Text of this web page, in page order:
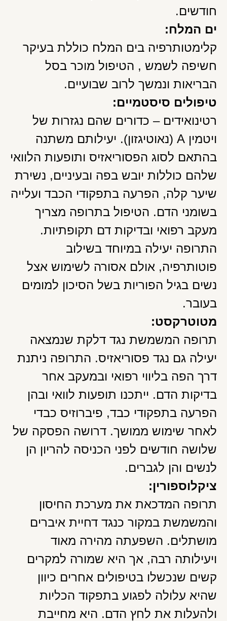
חודשים.
ים המלח:
קלימטותרפיה בים המלח כוללת בעיקר
חשיפה לשמש , הטיפול מוכר בסל
הבריאות ונמשך לרוב שבועיים.
טיפולים סיסטמיים:
רטינואידים – כדורים שהם נגזרות של
ויטמין A (נאוטיגזון). יעילותם משתנה
בהתאם לסוג הפסוריאזיס ותופעות הלוואי
שלהם כוללות יובש בפה ובעיניים, נשירת
שיער קלה, הפרעה בתפקודי הכבד ועלייה
בשומני הדם. הטיפול בתרופה מצריך
מעקב רפואי ובדיקות דם תקופתיות.
התרופה יעילה במיוחד בשילוב
פוטותרפיה, אולם אסורה לשימוש אצל
נשים בגיל הפוריות בשל הסיכון למומים
בעובר.
מטוטרקסט:
תרופה המשמשת נגד דלקת שנמצאה
יעילה גם נגד פסוריאזיס. התרופה ניתנת
דרך הפה בליווי רפואי ובמעקב אחר
בדיקות הדם. ייתכנו תופעות לוואי ובהן
הפרעה בתפקודי כבד, פיברוזיס כבדי
לאחר שימוש ממושך. דרושה הפסקה של
שלושה חודשים לפני הכניסה להריון הן
לנשים והן לגברים.
ציקלוספורין:
תרופה המדכאת את מערכת החיסון
והמשמשת במקור כנגד דחיית איברים
מושתלים. השפעתה מהירה מאוד
ויעילותה רבה, אך היא שמורה למקרים
קשים שנכשלו בטיפולים אחרים כיוון
שהיא עלולה לפגוע בתפקוד הכליות
ולהעלות את לחץ הדם. היא מחייבת